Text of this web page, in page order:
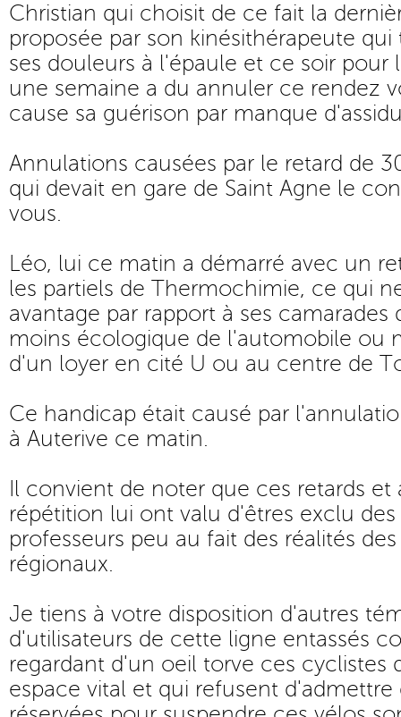
Christian qui choisit de ce fait la
proposée par son kinésithérapeute
ses douleurs à l'épaule et ce soir pour
une semaine a du annuler ce rendez
cause sa guérison par manque
Annulations causées par le retard de
qui devait en gare de Saint Agne le
vous.
Léo, lui ce matin a démarré avec un
les partiels de Thermochimie, ce qui
avantage par rapport à ses
moins écologique de l'automobile ou
d'un loyer en cité U ou au centre de
Ce handicap était causé par
à Auterive ce matin.
Il convient de noter que ces retards et
répétition lui ont valu d'êtres exclu
professeurs peu au fait des réalités
régionaux.
Je tiens à votre disposition d'autres
d'utilisateurs de cette ligne entassés
regardant d'un oeil torve ces cyclistes
espace vital et qui refusent d'admettre